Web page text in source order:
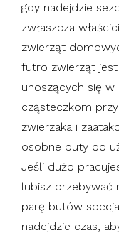
gdy nadejdzie
zwłaszcza
zwierząt
futro zwierząt jest
unoszących się
cząsteczkom
zwierzaka i
osobne buty do
Jeśli dużo
lubisz przebywać
parę butów
nadejdzie czas,